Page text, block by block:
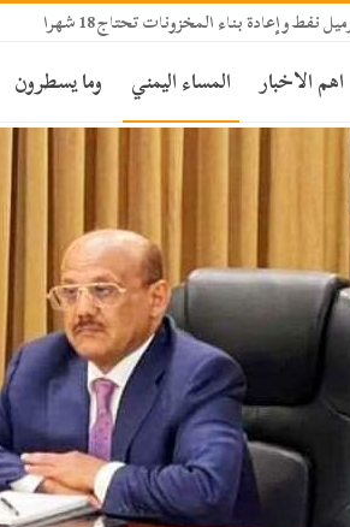
اهم الاخبار المساء اليمني وما يسطرون